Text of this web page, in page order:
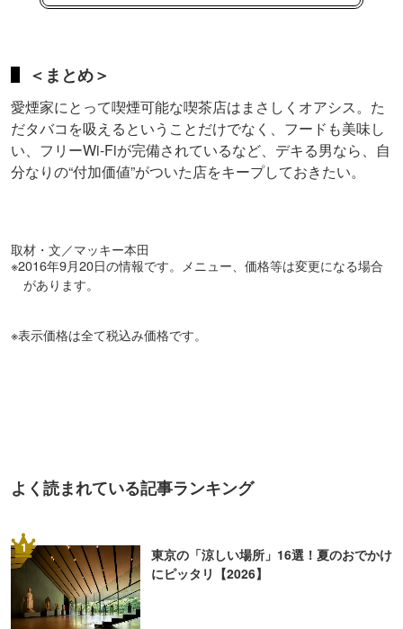
＜まとめ＞
愛煙家にとって喫煙可能な喫茶店はまさしくオアシス。た
だタバコを吸えるということだけでなく、フードも美味し
い、フリーWi-Fiが完備されているなど、デキる男なら、自
分なりの“付加価値”がついた店をキープしておきたい。
取材・文／マッキー本田
※2016年9月20日の情報です。メニュー、価格等は変更になる場合
があります。
※表示価格は全て税込み価格です。
よく読まれている記事ランキング
1
東京の「涼しい場所」16選！夏のおでかけ
にピッタリ【2026】